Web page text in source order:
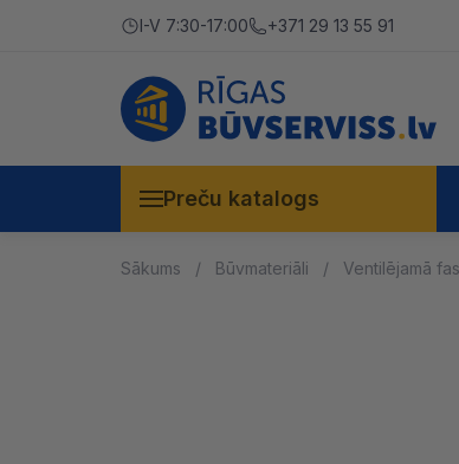
I-V 7:30-17:00 +371 29 13 55 91
Preču katalogs
Sākums Būvmateriāli Ventilējamā